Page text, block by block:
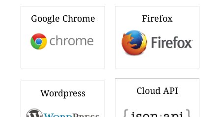
Google Chrome Firefox
Wordpress Cloud API